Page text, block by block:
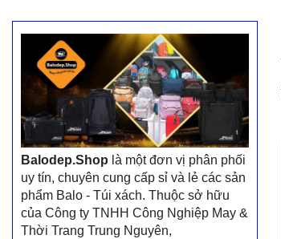
Balodep.Shop là một đơn vị phân phối
uy tín, chuyên cung cấp sỉ và lẻ các sản
phẩm Balo - Túi xách. Thuộc sở hữu
của Công ty TNHH Công Nghiệp May &
Thời Trang Trung Nguyên,